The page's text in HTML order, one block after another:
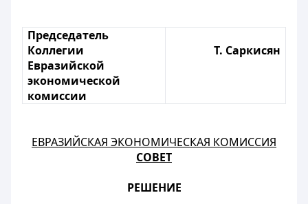
Председатель
Коллегии
Евразийской
экономической
комиссии
Т. Саркисян
ЕВРАЗИЙСКАЯ ЭКОНОМИЧЕСКАЯ КОМИССИЯ
СОВЕТ
РЕШЕНИЕ